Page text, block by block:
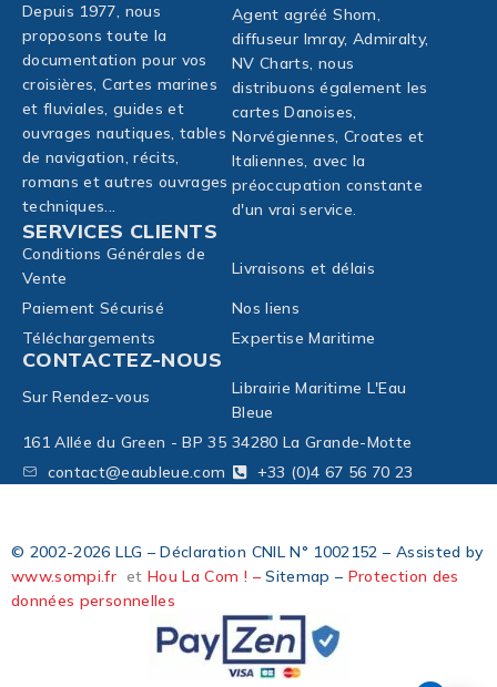
Depuis 1977, nous
proposons toute la
documentation pour vos
croisières, Cartes marines
et fluviales, guides et
ouvrages nautiques, tables
de navigation, récits,
romans et autres ouvrages
techniques...
Agent agréé Shom,
diffuseur Imray, Admiralty,
NV Charts, nous
distribuons également les
cartes Danoises,
Norvégiennes, Croates et
Italiennes, avec la
préoccupation constante
d'un vrai service.
SERVICES CLIENTS
Conditions Générales de
Vente
Livraisons et délais
Paiement Sécurisé
Nos liens
Téléchargements
Expertise Maritime
CONTACTEZ-NOUS
Sur Rendez-vous
Librairie Maritime L'Eau
Bleue
161 Allée du Green - BP 35 34280 La Grande-Motte
contact@eaubleue.com
+33 (0)4 67 56 70 23
© 2002-2026 LLG – Déclaration CNIL N° 1002152 – Assisted by
www.sompi.fr et Hou La Com ! –Sitemap – Protection des
données personnelles